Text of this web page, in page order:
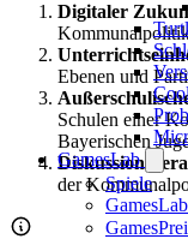
GamesLab
Spiele
Digitaler
Ebenen und
Schulen einer
Bayerischen
der